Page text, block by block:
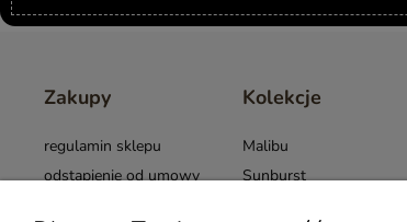
Zakupy
regulamin sklepu
odstąpienie od umowy
Kolekcje
Malibu
Sunburst